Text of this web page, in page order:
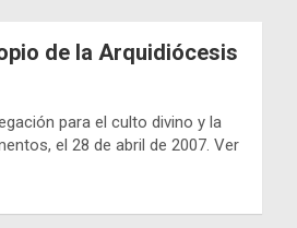
de la Arquidiócesis
para el culto divino y la
el 28 de abril de 2007. Ver